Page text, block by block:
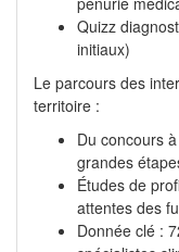
Quizz
initiaux)
Le parcours des
territoire :
Du concours
grandes
Études de
attentes des
Donnée clé :